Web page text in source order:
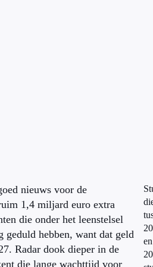
nieuws voor de
1,4 miljard euro extra
die onder het leenstelsel
geduld hebben, want dat geld
Radar dook dieper in de
die lange wachttijd voor
en